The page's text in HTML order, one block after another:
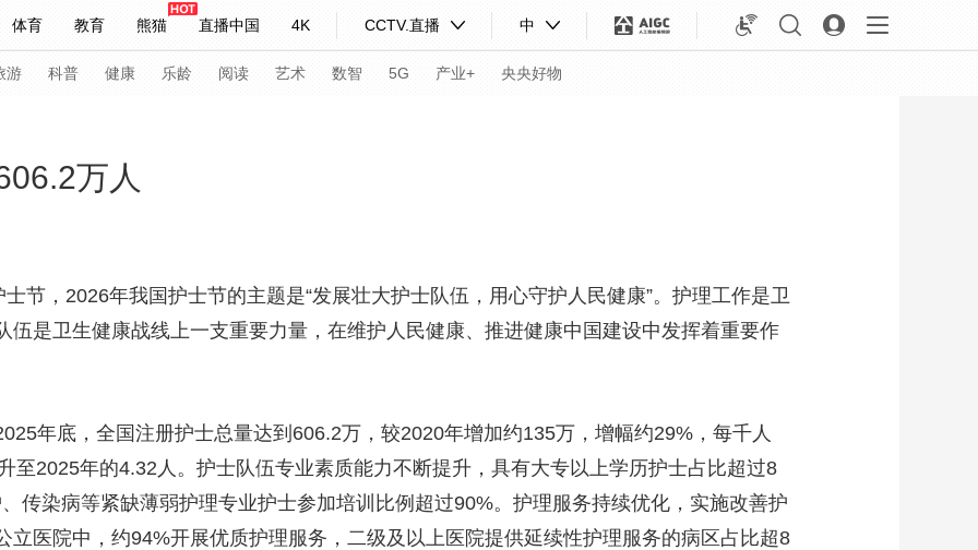
体育 教育 熊猫 直播中国 4K CCTV.直播 中
妙语 热解读 天天学习
持人 下载央视影音
游 科普 健康 乐龄 阅读 艺术 数智 5G 产业+ 央央好物
习式妙语 央视快评 央视网评 光华锐评 锋面
道 VR/AR 4K专区 全景新闻
奥会 CBA NBA 中超 国足 国际足球 网球 综合体育 亚冬会
体育江湖 文化体育 冰雪道路 足球道路
万人
节，2026年我国护士节的主题是“发展壮大护士队伍，用心守护人民健康”。护理工作是卫
伍是卫生健康战线上一支重要力量，在维护人民健康、推进健康中国建设中发挥着重要作
底，全国注册护士总量达到606.2万，较2020年增加约135万，增幅约29%，每千人
至2025年的4.32人。护士队伍专业素质能力不断提升，具有大专以上学历护士占比超过8
传染病等紧缺薄弱护理专业护士参加培训比例超过90%。护理服务持续优化，实施改善护
立医院中，约94%开展优质护理服务，二级及以上医院提供延续性护理服务的病区占比超8